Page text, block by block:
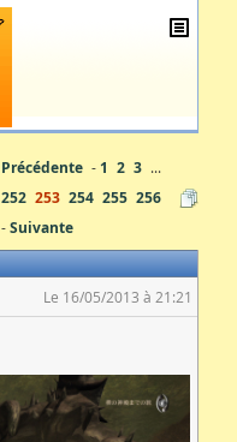
Précédente 1 2 3 ...
252 253 254 255 256
Suivante
Le 16/05/2013 à 21:21